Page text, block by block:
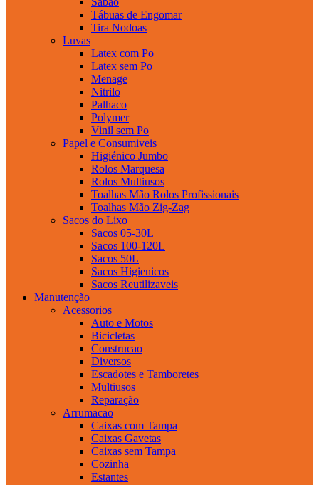
Tábuas de Engomar
Tira Nodoas
Luvas
Latex com Po
Latex sem Po
Menage
Nitrilo
Palhaco
Polymer
Vinil sem Po
Papel e Consumiveis
Higiénico Jumbo
Rolos Marquesa
Rolos Multiusos
Toalhas Mão Rolos Profissionais
Toalhas Mão Zig-Zag
Sacos do Lixo
Sacos 05-30L
Sacos 100-120L
Sacos 50L
Sacos Higienicos
Sacos Reutilizaveis
Manutenção
Acessorios
Auto e Motos
Bicicletas
Construcao
Diversos
Escadotes e Tamboretes
Multiusos
Reparação
Arrumacao
Caixas com Tampa
Caixas Gavetas
Caixas sem Tampa
Cozinha
Estantes